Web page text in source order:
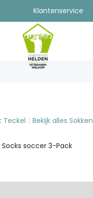
Klantenservice
Teckel Bekijk alles Sokken
soccer 3-Pack